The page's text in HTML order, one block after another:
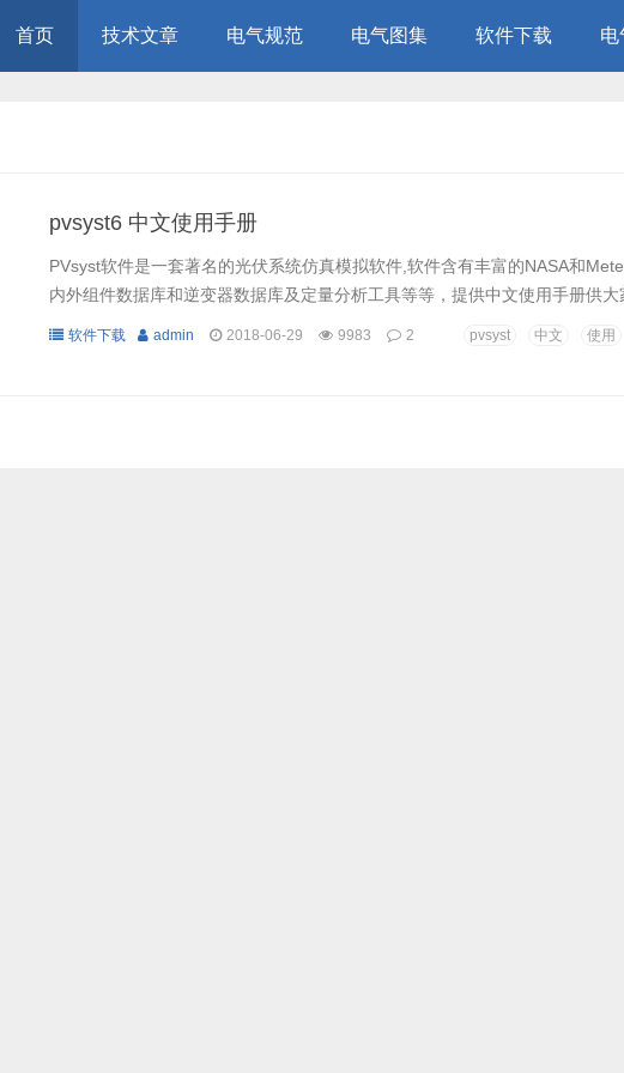
首页 技术文章 电气规范 电气图集 软件下载 电
pvsyst6 中文使用手册
PVsyst软件是一套著名的光伏系统仿真模拟软件,软件含有丰富的NASA和
内外组件数据库和逆变器数据库及定量分析工具等等，提供中文使用手册供大
软件下载 admin 2018-06-29 9983 2 pvsyst 中文 使用